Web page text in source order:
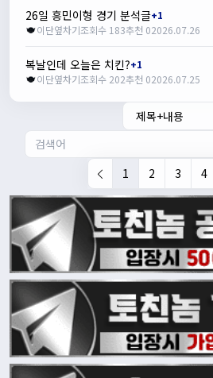
26일 흥민이형 경기 분석글+1
이단옆차기조회수 183추천 02026.07.26
복날인데 오늘은 치킨?+1
이단옆차기조회수 202추천 02026.07.25
1
2 3 4